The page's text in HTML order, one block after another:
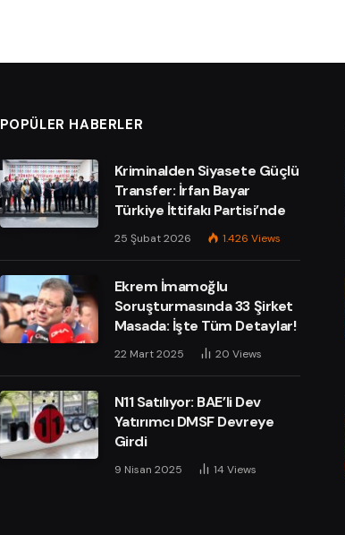
POPÜLER HABERLER
Kriminalden Siyasete Güçlü
Transfer: İrfan Bayar
Türkiye İttifakı Partisi’nde
25 Şubat 2026 1.426 Views
Ekrem İmamoğlu
Soruşturmasında 33 Şirket
Masada: İşte Tüm Detaylar!
22 Mart 2025 20 Views
N11 Satılıyor: BAE’li Dev
Yatırımcı DMSF Devreye
Girdi
9 Nisan 2025 14 Views